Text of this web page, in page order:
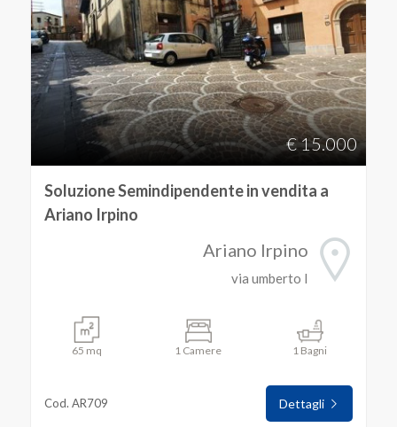
€ 15.000
Soluzione Semindipendente in vendita a
Ariano Irpino
Ariano Irpino
via umberto I
65 mq 1 Camere 1 Bagni
Cod. AR709 Dettagli